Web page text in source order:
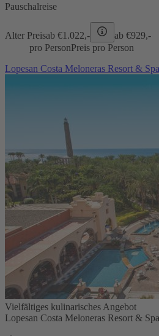
Pauschalreise
Alter Preisab €1.022,- ab €929,-
pro PersonPreis pro Person
Lopesan Costa Meloneras Resort & Spa
Vielfältiges kulinarisches Angebot
Lopesan Costa Meloneras Resort & Spa